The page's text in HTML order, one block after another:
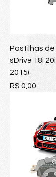
Pastilhas de
sDrive 18i
2015)
Preço
R$ 0,00